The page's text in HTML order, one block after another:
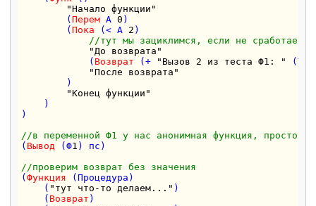
"Начало функции"
        (
Перем А 0 )
        (
Пока (< А 2 )
//тут мы зациклимся, если не сработает
"До возврата"
            (
Возврат (+ "Вызов 2 из теста Ф1: "
"После возврата"
        )
"Конец функции"
    )
)
//в переменной Ф1 у нас анонимная функция, просто
( Вывод (Ф1 ) пс)
//проверим возврат без значения
(Функция (Процедура)
    (
"тут что-то делаем..." )
    (
Возврат )